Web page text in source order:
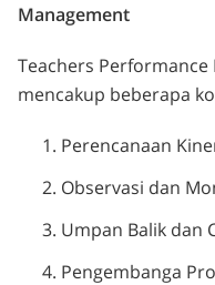
Management
Teachers
mencakup beberapa
Perencanaan
Observasi dan
Umpan Balik dan
Pengembanga